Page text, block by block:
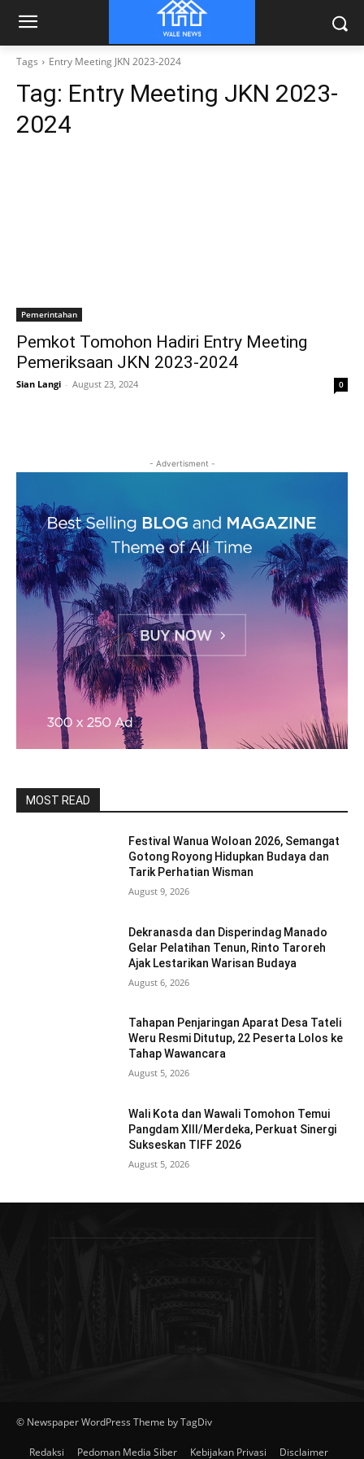
Tags Entry Meeting JKN 2023-2024
Tag: Entry Meeting JKN 2023-
2024
Pemerintahan
Pemkot Tomohon Hadiri Entry Meeting
Pemeriksaan JKN 2023-2024
Sian Langi - August 23, 2024 0
- Advertisment -
MOST READ
Festival Wanua Woloan 2026, Semangat
Gotong Royong Hidupkan Budaya dan
Tarik Perhatian Wisman
August 9, 2026
Dekranasda dan Disperindag Manado
Gelar Pelatihan Tenun, Rinto Taroreh
Ajak Lestarikan Warisan Budaya
August 6, 2026
Tahapan Penjaringan Aparat Desa Tateli
Weru Resmi Ditutup, 22 Peserta Lolos ke
Tahap Wawancara
August 5, 2026
Wali Kota dan Wawali Tomohon Temui
Pangdam XIII/Merdeka, Perkuat Sinergi
Sukseskan TIFF 2026
August 5, 2026
© Newspaper WordPress Theme by TagDiv
Redaksi Pedoman Media Siber Kebijakan Privasi Disclaimer